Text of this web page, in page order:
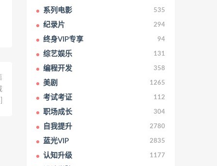
系列电影 535
纪录片 294
终身VIP专享 94
综艺娱乐 131
编程开发 358
美剧 1265
考试考证 112
职场成长 304
自我提升 2780
蓝光VIP 2835
认知升级 1177